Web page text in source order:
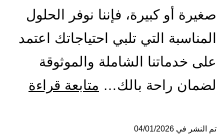
صغيرة أو كبيرة، فإننا نوفر الحلول
المناسبة التي تلبي احتياجاتك اعتمد
على خدماتنا الشاملة والموثوقة
لضمان راحة بالك… متابعة قراءة
تم النشر في 04/01/2026